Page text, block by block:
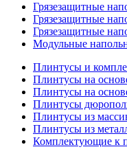
Грязезащитные
Грязезащитные
Грязезащитные
Модульные
Плинтусы и
Плинтусы на
Плинтусы на
Плинтусы
Плинтусы из
Плинтусы из
Комплектующие к